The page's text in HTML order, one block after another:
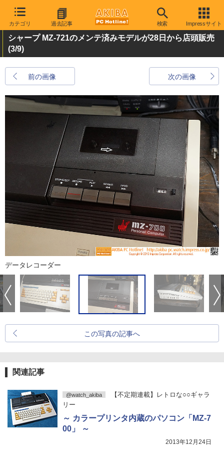
カテゴリ 過去記事 検索 Impressサイト
シャープ MZ-721のメンテ済みモデルが28日から店頭販売
(3/9)
前の画像 次の画像
データレコーダー
この写真の記事へ
関連記事
@watch_akiba
【不定期連載】レトロな○○ギャラ
リー
～ カラープリンタ内蔵のパソコン「MZ-7
00」 ～
2013年12月24日